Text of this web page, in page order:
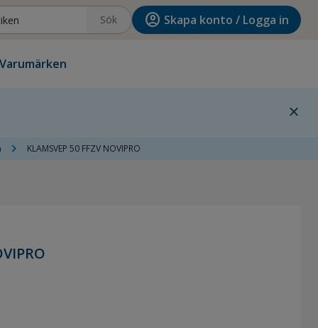
Sök account_circle Skapa konto / Logga in
Varumärken
close
chevron_right KLAMSVEP 50 FFZV NOVIPRO